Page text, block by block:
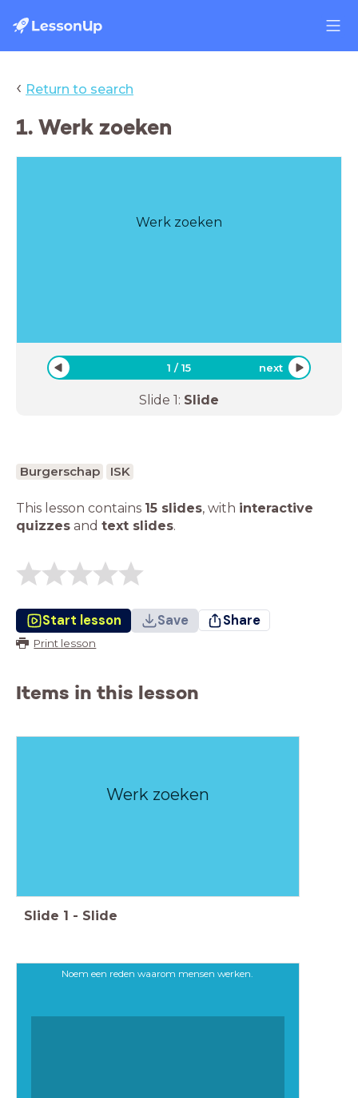
‹ Return to search
1. Werk zoeken
Werk zoeken
1 /15 next
Slide 1: Slide
Burgerschap ISK
This lesson contains 15 slides, with interactive
quizzes and text slides.
Start lesson Save Share
Print lesson
Items in this lesson
Werk zoeken
Slide 1 - Slide
Noem een reden waarom mensen werken.